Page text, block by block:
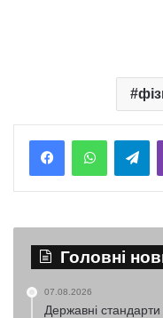
Головні
07.08.2026
Державні